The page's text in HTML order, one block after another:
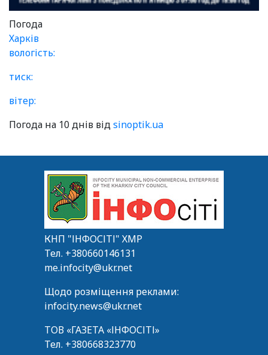
Погода
Харків
вологість:
тиск:
вітер:
Погода на 10 днів відsinoptik.ua
КНП "ІНФОСІТІ" ХМР
Тел. +380660146131
me.infocity@ukr.net
Щодо розміщення реклами:
infocity.news@ukr.net
ТОВ «ГАЗЕТА «ІНФОСІТІ»
Тел. +380668323770